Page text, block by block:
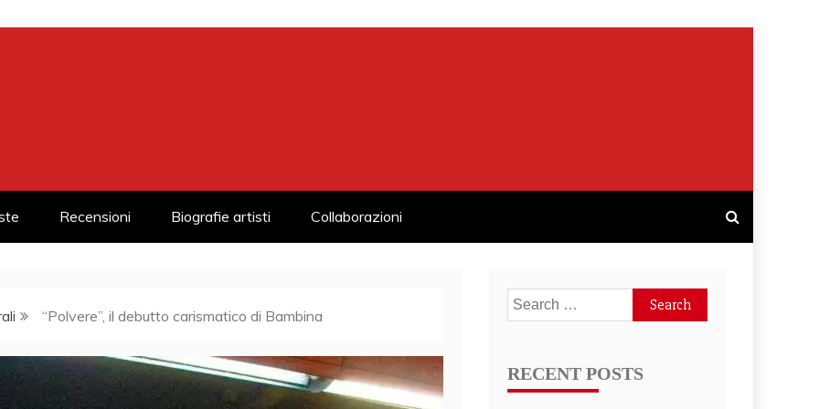
Recensioni Biografie artisti Collaborazioni
“Polvere”, il debutto carismatico di Bambina
Search
for:
RECENT POSTS